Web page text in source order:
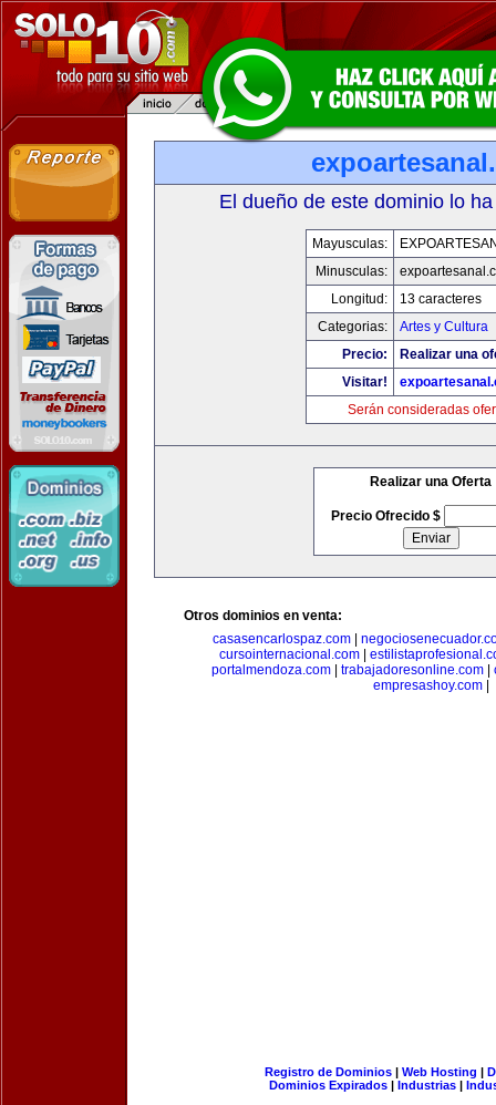
El dueño de este dominio lo
Mayusculas:
Minusculas:
Longitud:
13 caracteres
Categorias:
Artes y Cultura
Precio:
Realizar una
Visitar!
Serán consideradas
Realizar una Oferta
Precio Ofrecido $
Otros dominios en venta:
casasencarlospaz.com|
cursointernacional.com|
portalmendoza.com| trabajadoresonline.com|
empresashoy.com|
Registro de Dominios| Web Hosting |
Dominios Expirados | Industrias |